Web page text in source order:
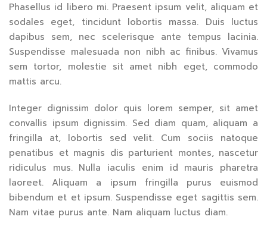
Phasellus id libero mi. Praesent ipsum velit, aliquam et
sodales eget, tincidunt lobortis massa. Duis luctus
dapibus sem, nec scelerisque ante tempus lacinia.
Suspendisse malesuada non nibh ac finibus. Vivamus
sem tortor, molestie sit amet nibh eget, commodo
mattis arcu.
Integer dignissim dolor quis lorem semper, sit amet
convallis ipsum dignissim. Sed diam quam, aliquam a
fringilla at, lobortis sed velit. Cum sociis natoque
penatibus et magnis dis parturient montes, nascetur
ridiculus mus. Nulla iaculis enim id mauris pharetra
laoreet. Aliquam a ipsum fringilla purus euismod
bibendum et et ipsum. Suspendisse eget sagittis sem.
Nam vitae purus ante. Nam aliquam luctus diam.